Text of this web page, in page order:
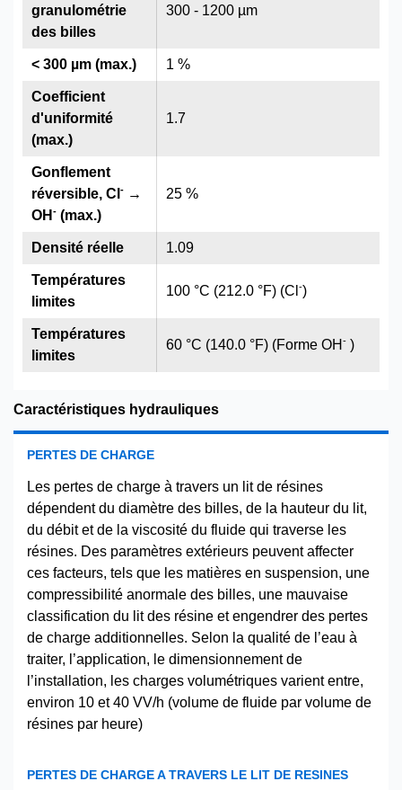
300 - 1200 µm
1 %
1.7
25 %
1.09
100 °C (212.0 °F) (Cl -)
60 °C (140.0 °F) (Forme OH - )
granulométrie
des billes
< 300 µm (max.)
Coefficient
d'uniformité
(max.)
Gonflement
réversible, Cl - →
OH - (max.)
Densité réelle
Températures
limites
Températures
limites
Caractéristiques hydrauliques
PERTES DE CHARGE
Les pertes de charge à travers un lit de résines
dépendent du diamètre des billes, de la hauteur du lit,
du débit et de la viscosité du fluide qui traverse les
résines. Des paramètres extérieurs peuvent affecter
ces facteurs, tels que les matières en suspension, une
compressibilité anormale des billes, une mauvaise
classification du lit des résine et engendrer des pertes
de charge additionnelles. Selon la qualité de l’eau à
traiter, l’application, le dimensionnement de
l’installation, les charges volumétriques varient entre,
environ 10 et 40 VV/h (volume de fluide par volume de
résines par heure)
PERTES DE CHARGE A TRAVERS LE LIT DE RESINES